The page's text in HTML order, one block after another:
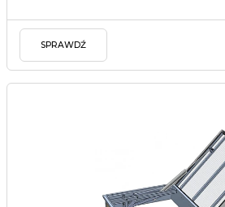
SPRAWDŹ